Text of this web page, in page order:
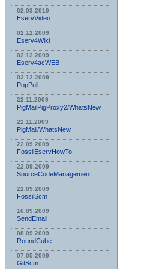
02.03.2010
EservVideo
02.12.2009
Eserv4Wiki
02.12.2009
Eserv4acWEB
02.12.2009
PopPull
22.11.2009
PigMailPigProxy2/WhatsNew
22.11.2009
PigMail/WhatsNew
22.09.2009
FossilEservHowTo
22.09.2009
SourceCodeManagement
22.09.2009
FossilScm
16.09.2009
SendEmail
08.09.2009
RoundCube
07.05.2009
GitScm